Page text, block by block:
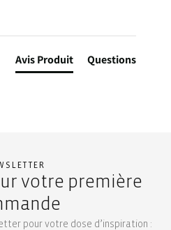
Avis Produit Questions
votre première
pour votre dose d’inspiration :